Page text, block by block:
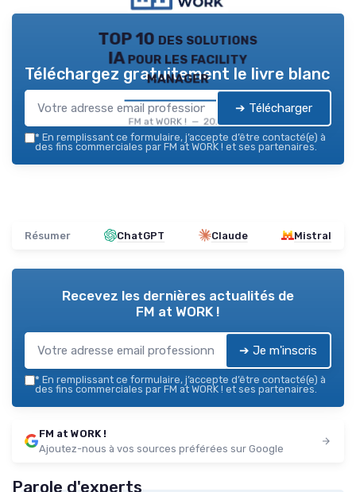
TOP 10 des solutions
IA pour les facility
manager
FM at WORK ! — 2026
Téléchargez gratuitement le livre blanc
➔ Télécharger
* En remplissant ce formulaire, j’accepte d’être contacté(e) à
des fins commerciales par FM at WORK ! et ses partenaires.
Résumer ChatGPT Claude Mistral
Recevez les dernières actualités de
FM at WORK !
➔ Je m'inscris
* En remplissant ce formulaire, j’accepte d’être contacté(e) à
des fins commerciales par FM at WORK ! et ses partenaires.
FM at WORK !
Ajoutez-nous à vos sources préférées sur Google
Parole d'experts